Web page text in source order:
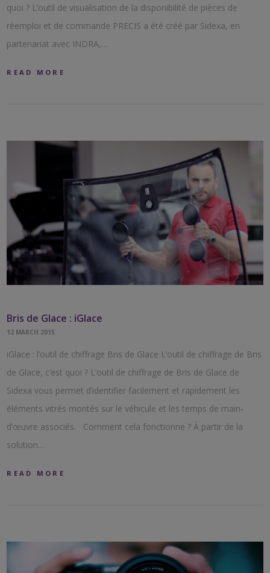
quoi ? L’outil de visualisation de la disponibilité de pièces de
réemploi et de commande PRECIS a été créé par Sidexa, en
partenariat avec INDRA,…
READ MORE
Bris de Glace : iGlace
12 MARCH 2015
iGlace : l’outil de chiffrage Bris de Glace L’outil de chiffrage de Bris
de Glace, c’est quoi ? L’outil de chiffrage de Bris de Glace de
Sidexa vous permet d’identifier facilement et rapidement les
éléments vitrés montés sur le véhicule et les temps de main-
d’œuvre associés. Comment cela fonctionne ? À partir de la
solution…
READ MORE